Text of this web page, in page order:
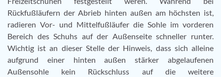
Rückfußläufern der Abrieb hinten außen am höchsten ist,
radieren Vor- und Mittelfußläufer die Sohle im vorderen
Bereich des Schuhs auf der Außenseite schneller runter.
Wichtig ist an dieser Stelle der Hinweis, dass sich alleine
aufgrund einer hinten außen stärker abgelaufenen
Außensohle kein Rückschluss auf die weitere